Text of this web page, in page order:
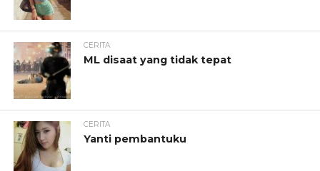
CERITA
ML disaat yang tidak tepat
CERITA
Yanti pembantuku